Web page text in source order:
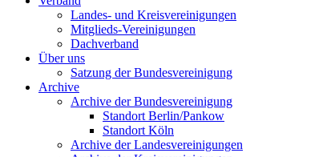
Landes- und Kreisvereinigungen
Mitglieds-Vereinigungen
Dachverband
Über uns
Satzung der Bundesvereinigung
Archive
Archive der Bundesvereinigung
Standort Berlin/Pankow
Standort Köln
Archive der Landesvereinigungen